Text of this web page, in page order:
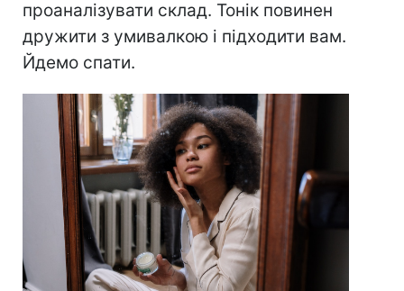
проаналізувати склад. Тонік повинен
дружити з умивалкою і підходити вам.
Йдемо спати.